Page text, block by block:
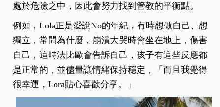
處於危險之中，因此會努力找到管教的平衡點。
例如，Lola正是愛說No的年紀，有時想做自己、想
獨立，常問為什麼，崩潰大哭時會坐在地上，傷害
自己，這時法比歐會告訴自己，孩子有這些反應都
是正常的，並儘量讓情緒保持穩定，「而且我覺得
很幸運，Lora貼心喜歡分享。」